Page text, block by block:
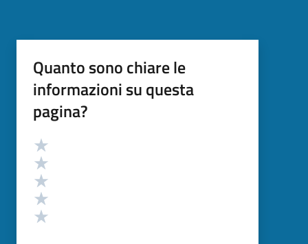
Quanto sono chiare le
informazioni su questa
pagina?
Valutazione